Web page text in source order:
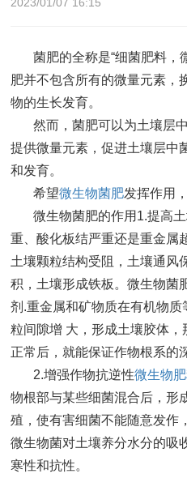
菌肥的全称是“细菌肥料，
肥并不包含所有的微量元素，
物的生长发育。
然而，菌肥可以为土壤层
提供微量元素，促进土壤层中
和发育。
希望微生物菌肥发挥作用
微生物菌肥的作用1.提高
重、酸化板结严重还是重金属
土壤颗粒结构受阻，土壤通风
积，土壤形成铁板。微生物菌
剂.重金属和矿物质在有机物
粒间隙增 大，形成土壤胶体
正常后，就能保证作物根系的
2.增强作物抗逆性微生物
物根部与某些细菌混合后，形
殖，使有害细菌不能随意发作
微生物菌对土壤养分水分的吸
寒性和抗性。